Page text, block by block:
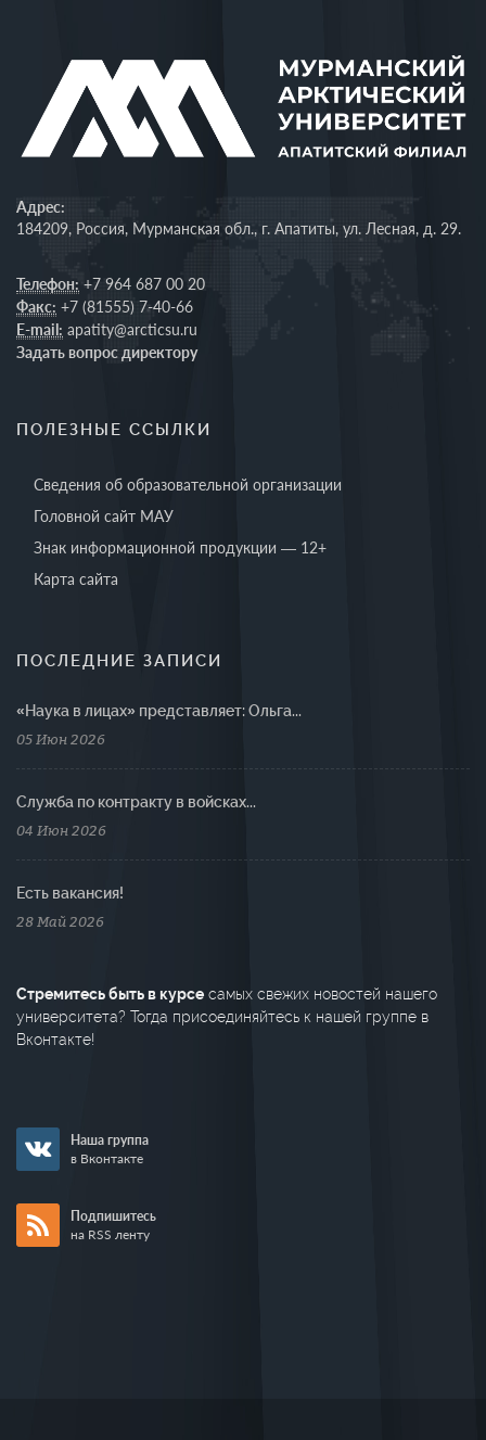
Адрес:
184209, Россия, Мурманская обл., г. Апатиты, ул. Лесная, д. 29.
Телефон: +7 964 687 00 20
Факс: +7 (81555) 7-40-66
E-mail: apatity@arcticsu.ru
Задать вопрос директору
ПОЛЕЗНЫЕ ССЫЛКИ
Сведения об образовательной организации
Головной сайт МАУ
Знак информационной продукции — 12+
Карта сайта
ПОСЛЕДНИЕ ЗАПИСИ
«Наука в лицах» представляет: Ольга...
05 Июн 2026
Cлужба по контракту в войсках...
04 Июн 2026
Есть вакансия!
28 Май 2026
Стремитесь быть в курсе самых свежих новостей нашего
университета? Тогда присоединяйтесь к нашей группе в
Вконтакте!
Наша группа
в Вконтакте
Подпишитесь
на RSS ленту